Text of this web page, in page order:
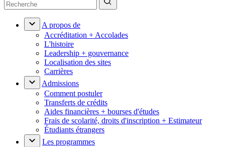
A propos de
Accréditation + Accolades
L'histoire
Leadership + gouvernance
Localisation des sites
Carrières
Admissions
Comment postuler
Transferts de crédits
Aides financières + bourses d'études
Frais de scolarité, droits d'inscription + Estimateur
Étudiants étrangers
Les programmes